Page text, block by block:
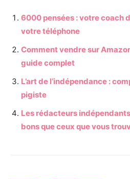
6000 pensées : votre coach
votre téléphone
Comment vendre sur
guide complet
L’art de l’indépendance :
pigiste
Les rédacteurs
bons que ceux que vous